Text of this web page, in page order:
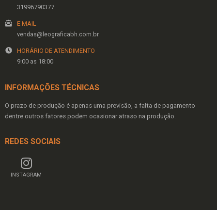
31996790377
E-MAIL
vendas@leograficabh.com.br
HORÁRIO DE ATENDIMENTO
9:00 as 18:00
INFORMAÇÕES TÉCNICAS
O prazo de produção é apenas uma previsão, a falta de pagamento
dentre outros fatores podem ocasionar atraso na produção.
REDES SOCIAIS
INSTAGRAM